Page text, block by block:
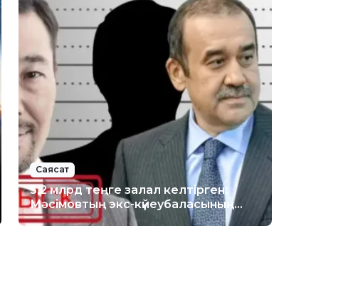
Саясат
5,2 млрд теңге залал келтірген:
Мәсімовтың экс-күйеубаласының
үстінен тергеу жүріп жатыр